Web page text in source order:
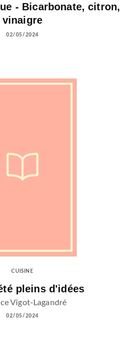
- Bicarbonate, citron,
vinaigre
02/05/2024
CUISINE
pleins d'idées
Vigot-Lagandré
02/05/2024